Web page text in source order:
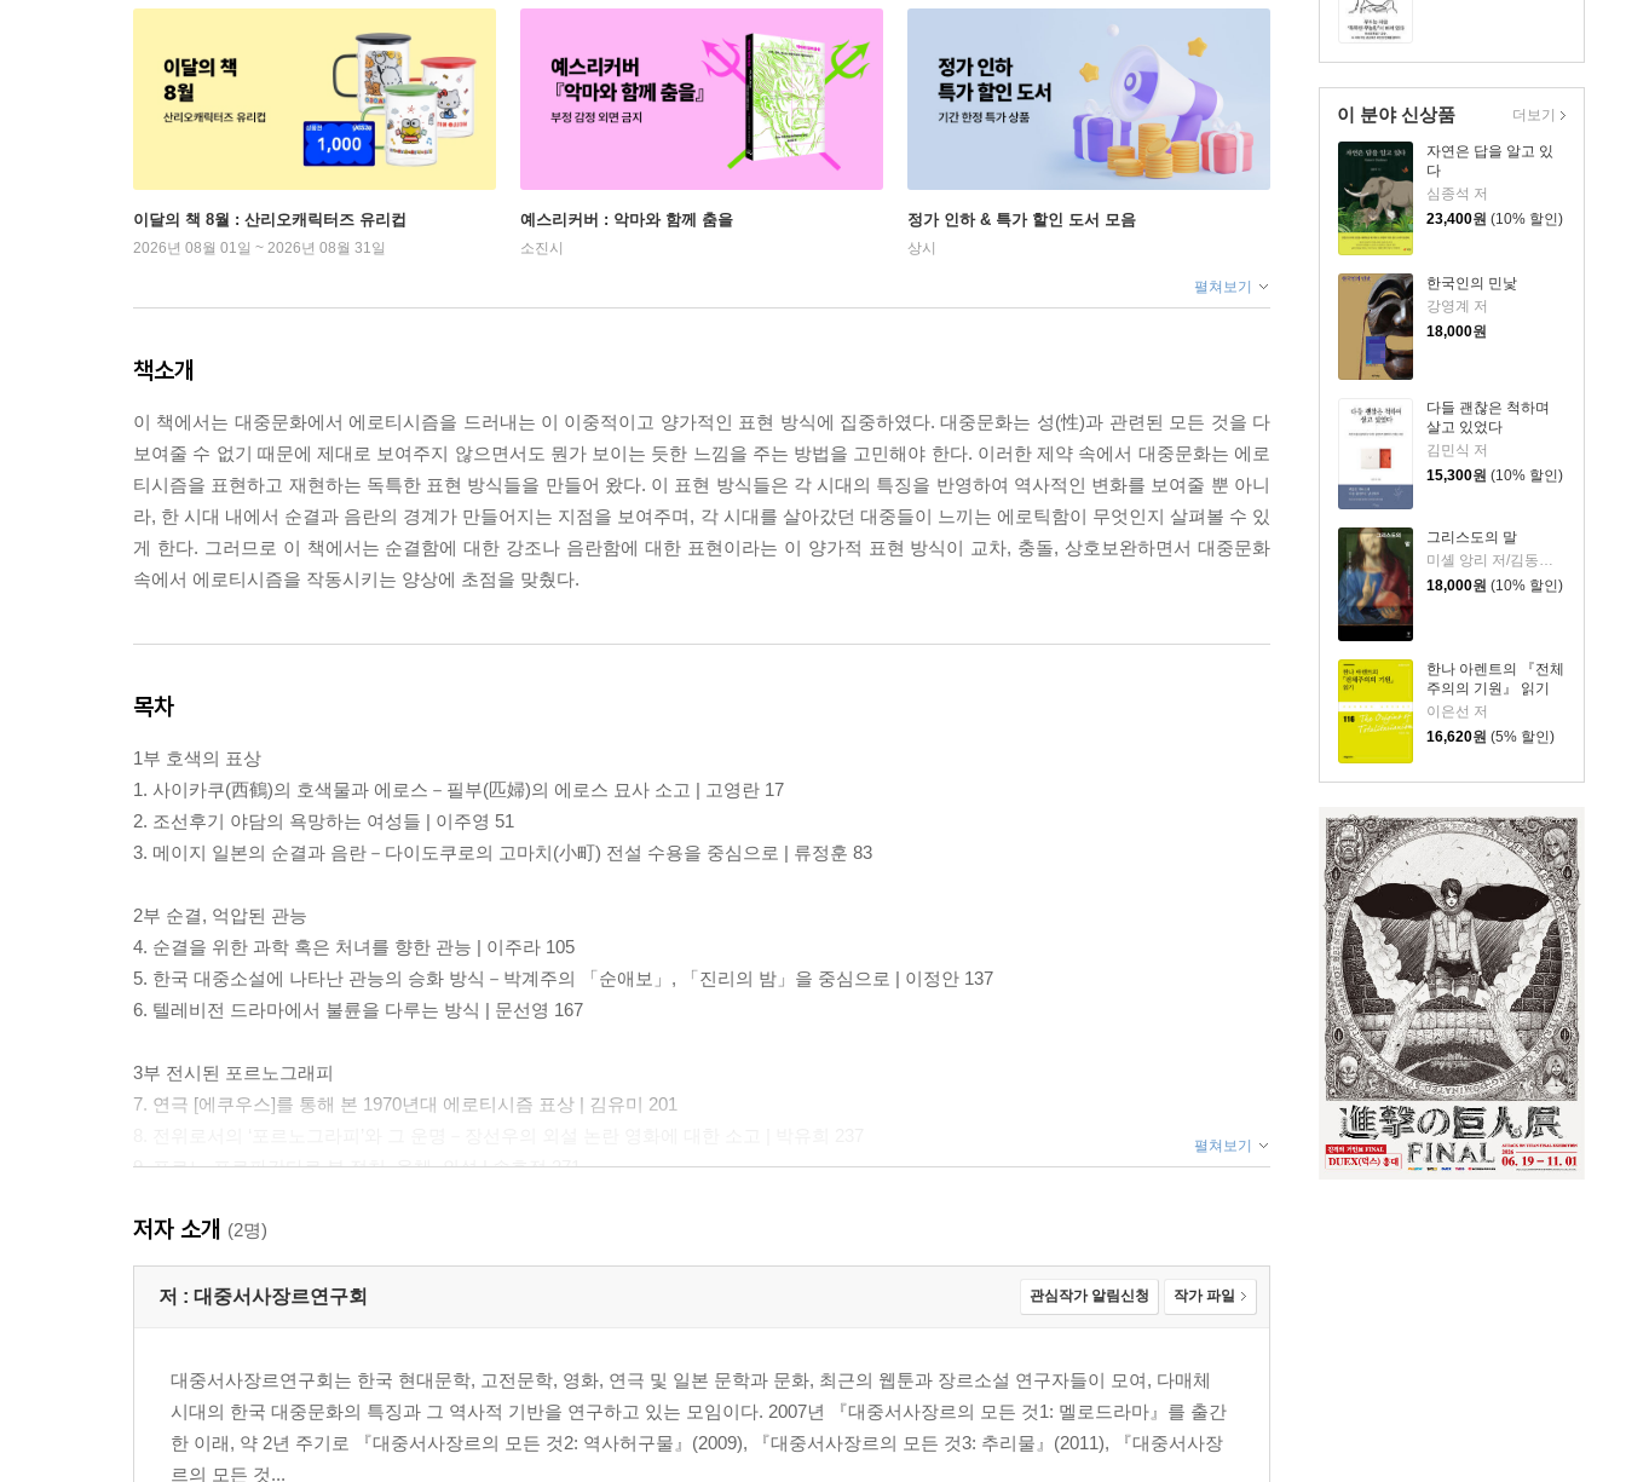
이 분야 신상품
자연은 답을 알고 있
다
심종석 저
23,400원 (10% 할인)
한국인의 민낯
강영계 저
18,000원
다들 괜찮은 척하며
살고 있었다
김민식 저
15,300원 (10% 할인)
그리스도의 말
18,000원 (10% 할인)
한나 아렌트의 『전체
주의의 기원』 읽기
이은선 저
16,620원 (5% 할인)
더보기
이달의 책 8월 : 산리오캐릭터즈 유리컵
2026년 08월 01일 ~ 2026년 08월 31일
예스리커버 : 악마와 함께 춤을
소진시
정가 인하 & 특가 할인 도서 모음
상시
펼쳐보기
책소개
이 책에서는 대중문화에서 에로티시즘을 드러내는 이 이중적이고 양가적인 표현 방식에 집중하였다. 대중문화는 성(性)과 관련된 모든 것을 다
보여줄 수 없기 때문에 제대로 보여주지 않으면서도 뭔가 보이는 듯한 느낌을 주는 방법을 고민해야 한다. 이러한 제약 속에서 대중문화는 에로
티시즘을 표현하고 재현하는 독특한 표현 방식들을 만들어 왔다. 이 표현 방식들은 각 시대의 특징을 반영하여 역사적인 변화를 보여줄 뿐 아니
라, 한 시대 내에서 순결과 음란의 경계가 만들어지는 지점을 보여주며, 각 시대를 살아갔던 대중들이 느끼는 에로틱함이 무엇인지 살펴볼 수 있
게 한다. 그러므로 이 책에서는 순결함에 대한 강조나 음란함에 대한 표현이라는 이 양가적 표현 방식이 교차, 충돌, 상호보완하면서 대중문화
속에서 에로티시즘을 작동시키는 양상에 초점을 맞췄다.
목차
1부 호색의 표상
1. 사이카쿠(西鶴)의 호색물과 에로스－필부(匹婦)의 에로스 묘사 소고 | 고영란 17
2. 조선후기 야담의 욕망하는 여성들 | 이주영 51
3. 메이지 일본의 순결과 음란－다이도쿠로의 고마치(小町) 전설 수용을 중심으로 | 류정훈 83
2부 순결, 억압된 관능
4. 순결을 위한 과학 혹은 처녀를 향한 관능 | 이주라 105
5. 한국 대중소설에 나타난 관능의 승화 방식－박계주의 「순애보」, 「진리의 밤」을 중심으로 | 이정안 137
6. 텔레비전 드라마에서 불륜을 다루는 방식 | 문선영 167
3부 전시된 포르노그래피
7. 연극 [에쿠우스]를 통해 본 1970년대 에로티시즘 표상 | 김유미 201
9. 포르노-프로파간다로 본 정치, 육체, 외설 | 송효정 271
4부 에로의 놀이화
10. 한국 에로영화의 새로운 감각－[젊은 엄마] 시리즈를 중심으로 | 이현경 291
11. 연애, 섹스, 게임 | 송치혁 317
펼쳐보기
저자 소개 (2명)
저 : 대중서사장르연구회 관심작가 알림신청 작가 파일
대중서사장르연구회는 한국 현대문학, 고전문학, 영화, 연극 및 일본 문학과 문화, 최근의 웹툰과 장르소설 연구자들이 모여, 다매체
시대의 한국 대중문화의 특징과 그 역사적 기반을 연구하고 있는 모임이다. 2007년 『대중서사장르의 모든 것1: 멜로드라마』를 출간
한 이래, 약 2년 주기로 『대중서사장르의 모든 것2: 역사허구물』(2009), 『대중서사장르의 모든 것3: 추리물』(2011), 『대중서사장
르의 모든 것...